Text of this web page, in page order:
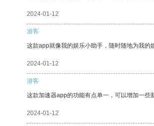
2024-01-12
游客
这款app就像我的娱乐小助手，随时随地为我的
2024-01-12
游客
这款加速器app的功能有点单一，可以增加一些
2024-01-12